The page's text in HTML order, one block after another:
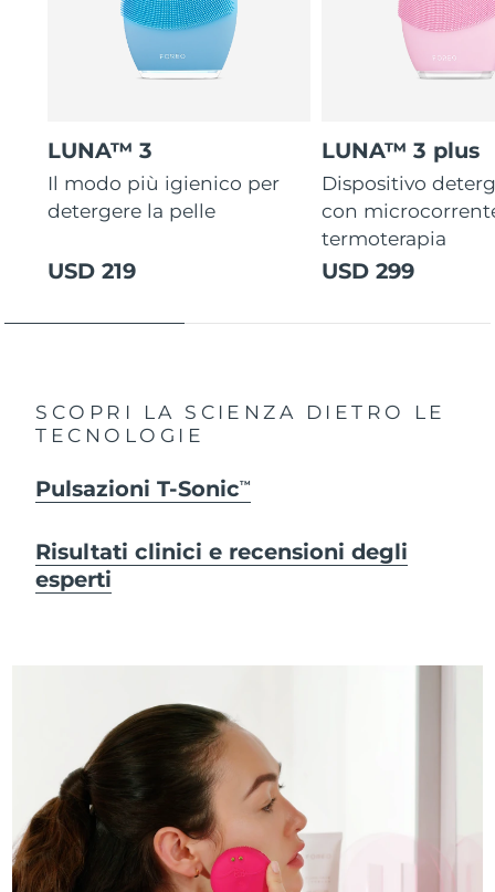
LUNA™ 3
Il modo più igienico per
detergere la pelle
USD 219
LUNA™ 3 plus
Dispositivo
con
termoterapia
USD 299
SCOPRI LA SCIENZA DIETRO LE
TECNOLOGIE
Pulsazioni T-SonicTM
Risultati clinici e recensioni degli
esperti